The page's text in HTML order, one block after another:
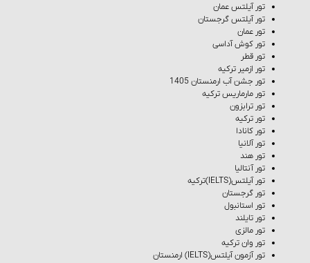
تور آیلتس عمان
تور آیلتس گرجستان
تور عمان
تور کوش‌ آداسی
تور قطر
تور ازمیر ترکیه
تور جشن آب ارمنستان 1405
تور مارماریس ترکیه
تور ترابزون
تور ترکیه
تور کانادا
تور آلانیا
تور هند
تور آنتالیا
تور آیلتس(IELTS)ترکیه
تور گرجستان
تور استانبول
تور تایلند
تور مالزی
تور وان ترکیه
تور آزمون آیلتس(IELTS) ارمنستان